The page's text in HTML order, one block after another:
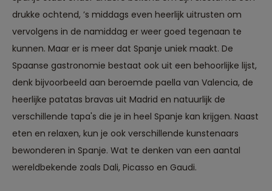
drukke ochtend, ’s middags even heerlijk uitrusten om
vervolgens in de namiddag er weer goed tegenaan te
kunnen. Maar er is meer dat Spanje uniek maakt. De
Spaanse gastronomie bestaat ook uit een behoorlijke lijst,
denk bijvoorbeeld aan beroemde paella van Valencia, de
heerlijke patatas bravas uit Madrid en natuurlijk de
verschillende tapa's die je in heel Spanje kan krijgen. Naast
eten en relaxen, kun je ook verschillende kunstenaars
bewonderen in Spanje. Wat te denken van een aantal
wereldbekende zoals Dali, Picasso en Gaudi.
Reizen met oog voor mens, cultuur en milieu